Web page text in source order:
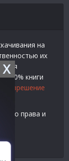
X
на
их
для
20% книги
разрешение
права и